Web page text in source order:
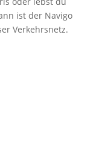
ist der Navigo
Verkehrsnetz.